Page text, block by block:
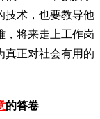
技术，也要教导他
，将来走上工作岗
真正对社会有用的
的答卷